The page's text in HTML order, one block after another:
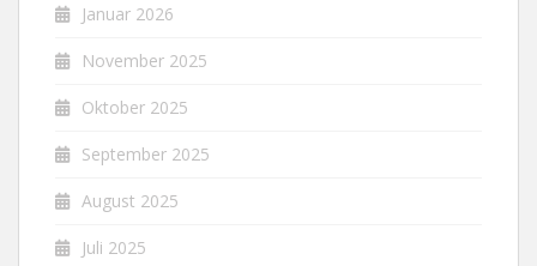
Januar 2026
November 2025
Oktober 2025
September 2025
August 2025
Juli 2025